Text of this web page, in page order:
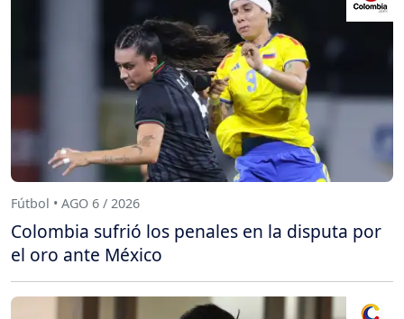
Fútbol • AGO 6 / 2026
Colombia sufrió los penales en la disputa por
el oro ante México